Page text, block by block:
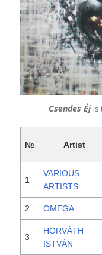
Csendes Éj is
№ Artist
1
VARIOUS
ARTISTS
2 OMEGA
3
HORVÁTH
ISTVÁN